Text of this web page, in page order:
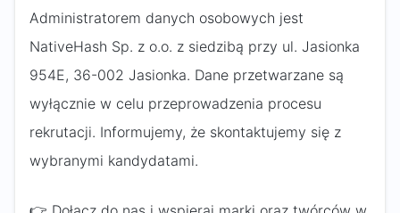
Administratorem danych osobowych jest
NativeHash Sp. z o.o. z siedzibą przy ul. Jasionka
954E, 36-002 Jasionka. Dane przetwarzane są
wyłącznie w celu przeprowadzenia procesu
rekrutacji. Informujemy, że skontaktujemy się z
wybranymi kandydatami.